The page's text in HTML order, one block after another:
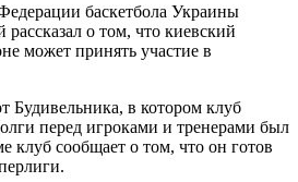
баскетбола Украины
о том, что киевский
может принять участие в
в котором клуб
перед игроками и тренерами был
клуб сообщает о том, что он готов